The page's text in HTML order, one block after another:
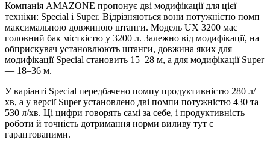
Компанія AMAZONE пропонує дві модифікації для цієї
техніки: Special і Super. Відрізняються вони потужністю помп
максимальною довжиною штанги. Модель UX 3200 має
головний бак місткістю у 3200 л. Залежно від модифікації, на
обприскувач установлюють штанги, довжина яких для
модифікації Special становить 15–28 м, а для модифікації Super
— 18–36 м.
У варіанті Special передбачено помпу продуктивністю 280 л/
хв, а у версії Super установлено дві помпи потужністю 430 та
530 л/хв. Ці цифри говорять самі за себе, і продуктивність
роботи й точність дотримання норми виливу тут є
гарантованими.